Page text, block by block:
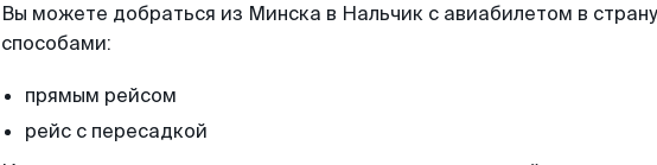
Вы можете добраться из Минска в Нальчик с авиабилетом в
способами:
прямым рейсом
рейс с пересадкой